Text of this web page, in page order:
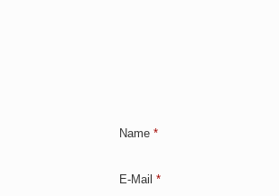
Name *
E-Mail *